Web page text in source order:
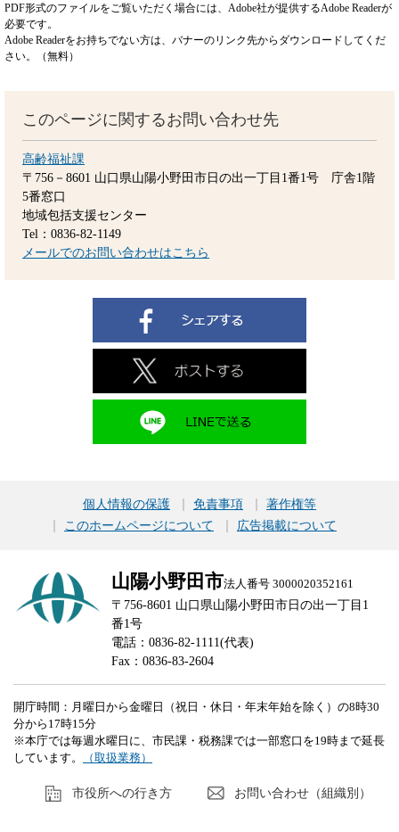
PDF形式のファイルをご覧いただく場合には、Adobe社が提供するAdobe Readerが
必要です。
Adobe Readerをお持ちでない方は、バナーのリンク先からダウンロードしてくだ
さい。（無料）
このページに関するお問い合わせ先
高齢福祉課
〒756－8601 山口県山陽小野田市日の出一丁目1番1号 庁舎1階
5番窓口
地域包括支援センター
Tel：0836-82-1149
メールでのお問い合わせはこちら
個人情報の保護 免責事項
著作権等
このホームページについて
広告掲載について
山陽小野田市法人番号 3000020352161
〒756-8601 山口県山陽小野田市日の出一丁目1
番1号
電話：0836-82-1111(代表)
Fax：0836-83-2604
開庁時間：月曜日から金曜日（祝日・休日・年末年始を除く）の8時30
分から17時15分
※本庁では毎週水曜日に、市民課・税務課では一部窓口を19時まで延長
しています。
（取扱業務）
市役所への行き方 お問い合わせ（組織別）